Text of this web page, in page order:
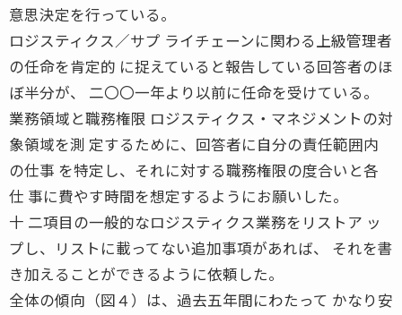
意思決定を行っている。
ロジスティクス／サプ ライチェーンに関わる上級管理者
の任命を肯定的 に捉えていると報告している回答者のほ
ぼ半分が、 二〇〇一年より以前に任命を受けている。
業務領域と職務権限 ロジスティクス・マネジメントの対
象領域を測 定するために、回答者に自分の責任範囲内
の仕事 を特定し、それに対する職務権限の度合いと各
仕 事に費やす時間を想定するようにお願いした。
十 二項目の一般的なロジスティクス業務をリストア ッ
プし、リストに載ってない追加事項があれば、 それを書
き加えることができるように依頼した。
全体の傾向（図４）は、過去五年間にわたって かなり安